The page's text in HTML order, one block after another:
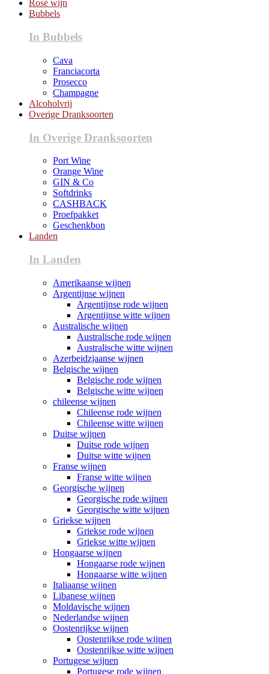
Rosé wijn
Bubbels
In Bubbels
Cava
Franciacorta
Prosecco
Champagne
Alcoholvrij
Overige Dranksoorten
In Overige Dranksoorten
Port Wine
Orange Wine
GIN & Co
Softdrinks
CASHBACK
Proefpakket
Geschenkbon
Landen
In Landen
Amerikaanse wijnen
Argentijnse wijnen
Argentijnse rode wijnen
Argentijnse witte wijnen
Australische wijnen
Australische rode wijnen
Australische witte wijnen
Azerbeidzjaanse wijnen
Belgische wijnen
Belgische rode wijnen
Belgische witte wijnen
chileense wijnen
Chileense rode wijnen
Chileense witte wijnen
Duitse wijnen
Duitse rode wijnen
Duitse witte wijnen
Franse wijnen
Franse witte wijnen
Georgische wijnen
Georgische rode wijnen
Georgische witte wijnen
Griekse wijnen
Griekse rode wijnen
Griekse witte wijnen
Hongaarse wijnen
Hongaarse rode wijnen
Hongaarse witte wijnen
Italiaanse wijnen
Libanese wijnen
Moldavische wijnen
Nederlandse wijnen
Oostenrijkse wijnen
Oostenrijkse rode wijnen
Oostenrijkse witte wijnen
Portugese wijnen
Portugese rode wijnen